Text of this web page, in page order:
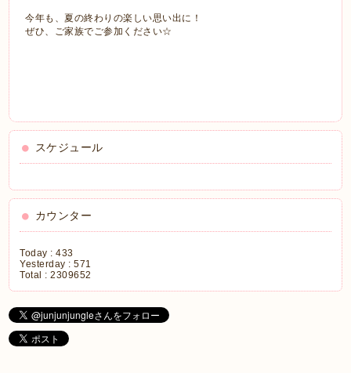
今年も、夏の終わりの楽しい思い出に！
ぜひ、ご家族でご参加ください☆
スケジュール
カウンター
Today :433
Yesterday :571
Total :2309652